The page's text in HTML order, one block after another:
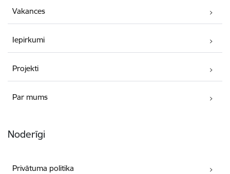
Vakances
Iepirkumi
Projekti
Par mums
Noderīgi
Privātuma politika